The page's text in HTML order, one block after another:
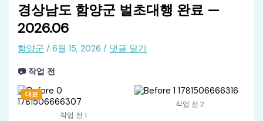
경상남도 함양군 벌초대행 완료 —
2026.06
함양군 /6월 15, 2026/ 댓글 달기
📷 작업 전
대표
작업 전 1
작업 전 2